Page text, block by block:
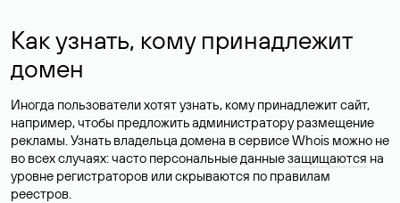
Как узнать, кому принадлежит
домен
Иногда пользователи хотят узнать, кому принадлежит сайт,
например, чтобы предложить администратору размещение
рекламы. Узнать владельца домена в сервисе Whois можно не
во всех случаях: часто персональные данныезащищаются на
уровне регистраторов или скрываются по правилам
реестров.